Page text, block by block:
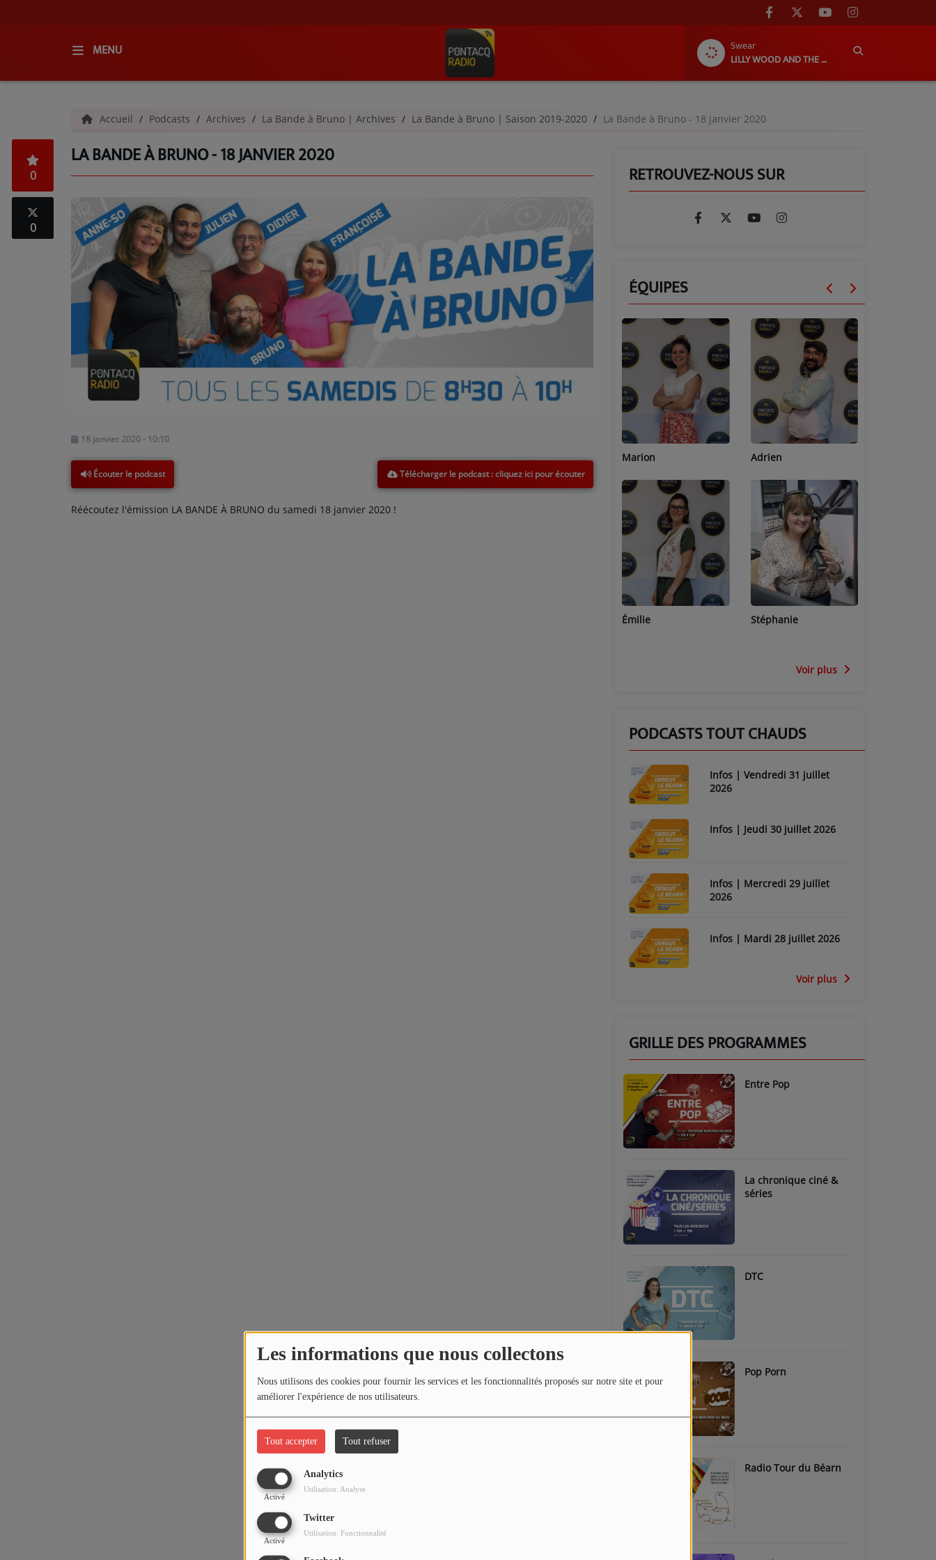
Les informations que nous collectons
Nous utilisons des cookies pour fournir les services et les fonctionnalités proposés sur notre site et pour
améliorer l'expérience de nos utilisateurs.
Tout accepter Tout refuser
Analytics
Activé
Utilisation: Analyse
Twitter
Activé
Utilisation: Fonctionnalité
MENU
Swear
LILLY WOOD AND THE PRICK
QUI SOMMES-NOUS ?
GRILLE DES PROGRAMMES
C'ÉTAIT QUOI CE TITRE ?
PODCASTS - SAISON 2026/2027
NOS PROGRAMMES COURTS
ARCHIVES - SAISONS PASSÉES
VOS ÉMISSIONS EN IMAGES
ANNONCEURS & ESPACE PRO
VOTRE PUBLICITÉ SUR PONTACQ RADIO
Accueil Podcasts Archives La Bande à Bruno | Archives La Bande à Bruno | Saison 2019-2020 La Bande à Bruno - 18 janvier 2020
LA BANDE À BRUNO - 18 JANVIER 2020
0
0
18 janvier 2020 - 10:10
Écouter le podcast Télécharger le podcast
Réécoutez l'émission LA BANDE À BRUNO du samedi 18 janvier 2020 !
RETROUVEZ-NOUS SUR
ÉQUIPES
Marion Adrien
Stéphanie
Lucas
Jean-Michel
Voir plus
PODCASTS TOUT CHAUDS
Infos | Vendredi 31 juillet
2026
Infos | Jeudi 30 juillet 2026
Infos | Mercredi 29 juillet
2026
Infos | Mardi 28 juillet 2026
Voir plus
GRILLE DES PROGRAMMES
Entre Pop
La chronique ciné &
séries
DTC
Pop Porn
Radio Tour du Béarn